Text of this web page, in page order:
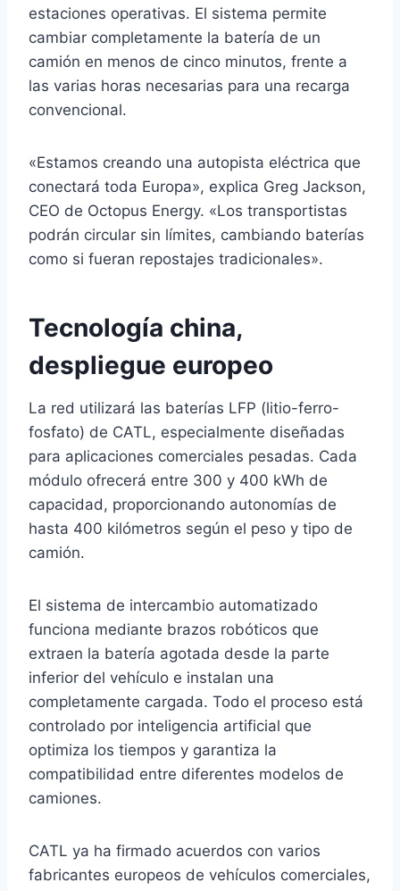
estaciones operativas. El sistema permite
cambiar completamente la batería de un
camión en menos de cinco minutos, frente a
las varias horas necesarias para una recarga
convencional.
«Estamos creando una autopista eléctrica que
conectará toda Europa», explica Greg Jackson,
CEO de Octopus Energy. «Los transportistas
podrán circular sin límites, cambiando baterías
como si fueran repostajes tradicionales».
Tecnología china,
despliegue europeo
La red utilizará las baterías LFP (litio-ferro-
fosfato) de CATL, especialmente diseñadas
para aplicaciones comerciales pesadas. Cada
módulo ofrecerá entre 300 y 400 kWh de
capacidad, proporcionando autonomías de
hasta 400 kilómetros según el peso y tipo de
camión.
El sistema de intercambio automatizado
funciona mediante brazos robóticos que
extraen la batería agotada desde la parte
inferior del vehículo e instalan una
completamente cargada. Todo el proceso está
controlado por inteligencia artificial que
optimiza los tiempos y garantiza la
compatibilidad entre diferentes modelos de
camiones.
CATL ya ha firmado acuerdos con varios
fabricantes europeos de vehículos comerciales,